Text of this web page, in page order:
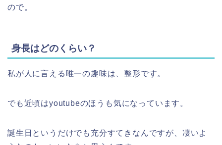
ので。
身長はどのくらい？
私が人に言える唯一の趣味は、整形です。
でも近頃はyoutubeのほうも気になっています。
誕生日というだけでも充分すてきなんですが、凄いよ